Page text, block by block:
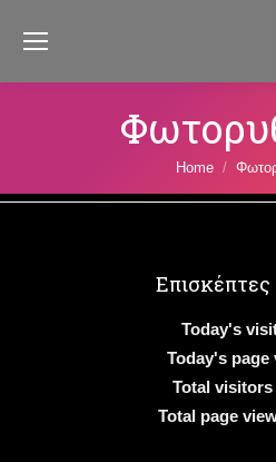
You are here:
Home
Today's
Today's page
Total visitors
Total page